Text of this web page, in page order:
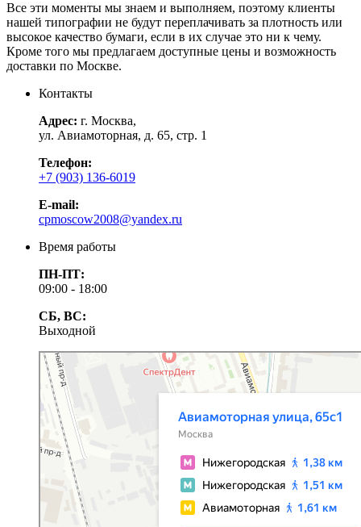
Все эти моменты мы знаем и выполняем, поэтому клиенты
нашей типографии не будут переплачивать за плотность или
высокое качество бумаги, если в их случае это ни к чему.
Кроме того мы предлагаем доступные цены и возможность
доставки по Москве.
Контакты
Адрес: г. Москва,
ул. Авиамоторная, д. 65, стр. 1
Телефон:
+7 (903) 136-6019
E-mail:
cpmoscow2008@yandex.ru
Время работы
ПН-ПТ:
09:00 - 18:00
СБ, ВС:
Выходной